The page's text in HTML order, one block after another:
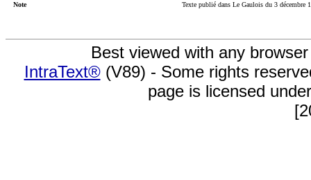
Note Texte publié dans Le Gaulois du 3 décembre
Best viewed with any
IntraText®(V89) - Some rights
page is licensed